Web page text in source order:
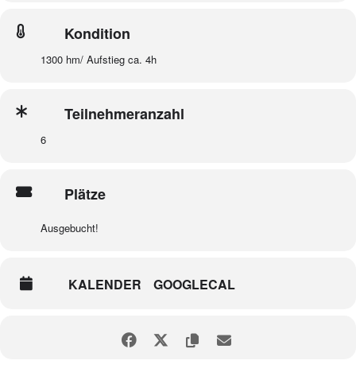
Kondition
1300 hm/ Aufstieg ca. 4h
Teilnehmeranzahl
6
Plätze
Ausgebucht!
KALENDER GOOGLECAL